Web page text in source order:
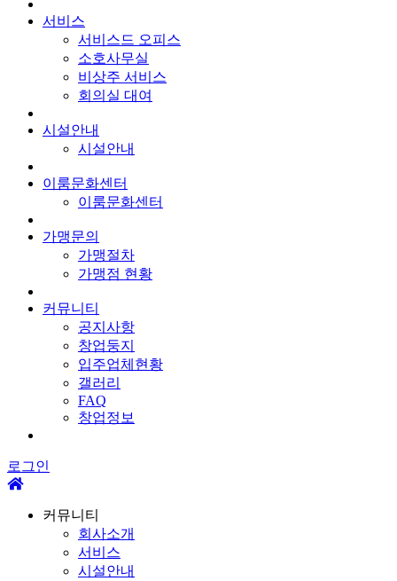
서비스
서비스드 오피스
소호사무실
비상주 서비스
회의실 대여
시설안내
시설안내
이룸문화센터
이룸문화센터
가맹문의
가맹절차
가맹점 현황
커뮤니티
공지사항
창업둥지
입주업체현황
갤러리
FAQ
창업정보
로그인
커뮤니티
회사소개
서비스
시설안내